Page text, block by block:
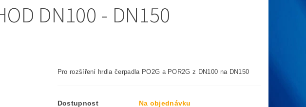
DN100 - DN150
Pro rozšíření hrdla čerpadla PO2G a POR2G z DN100 na DN150
Dostupnost
Na objednávku